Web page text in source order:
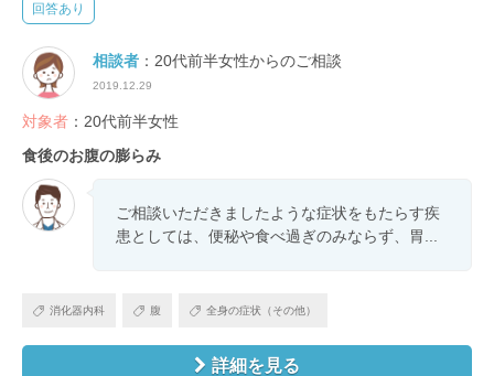
回答あり
相談者 ：20代前半女性からのご相談
2019.12.29
対象者 ：20代前半女性
食後のお腹の膨らみ
ご相談いただきましたような症状をもたらす疾
患としては、便秘や食べ過ぎのみならず、胃...
消化器内科 腹 全身の症状（その他）
詳細を見る